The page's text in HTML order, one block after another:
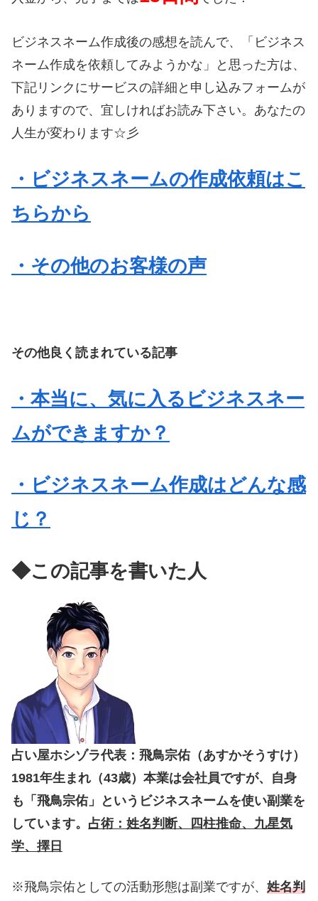
ビジネスネーム作成後の感想を読んで、「ビジネス
ネーム作成を依頼してみようかな」と思った方は、
下記リンクにサービスの詳細と申し込みフォームが
ありますので、宜しければお読み下さい。あなたの
人生が変わります☆彡
・ビジネスネームの作成依頼はこ
ちらから
・その他のお客様の声
その他良く読まれている記事
・本当に、気に入るビジネスネー
ムができますか？
・ビジネスネーム作成はどんな感
じ？
◆この記事を書いた人
占い屋ホシゾラ代表：飛鳥宗佑（あすかそうすけ）
1981年生まれ（43歳）本業は会社員ですが、自身
も「飛鳥宗佑」というビジネスネームを使い副業を
しています。 占術：姓名判断、四柱推命、九星気
学、擇日
※飛鳥宗佑としての活動形態は副業ですが、 姓名判